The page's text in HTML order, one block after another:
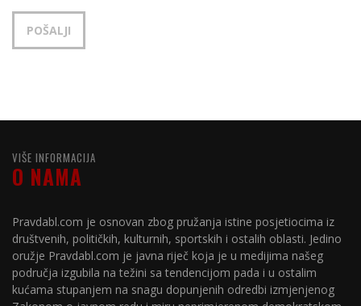
VIŠE INFORMACIJA
O NAMA
Pravdabl.com je osnovan zbog pružanja istine posjetiocima iz
društvenih, političkih, kulturnih, sportskih i ostalih oblasti. Jedino
oružje Pravdabl.com je javna riječ koja je u medijima našeg
područja izgubila na težini sa tendencijom pada i u ostalim
kućama stupanjem na snagu dopunjenih odredbi izmjenjenog